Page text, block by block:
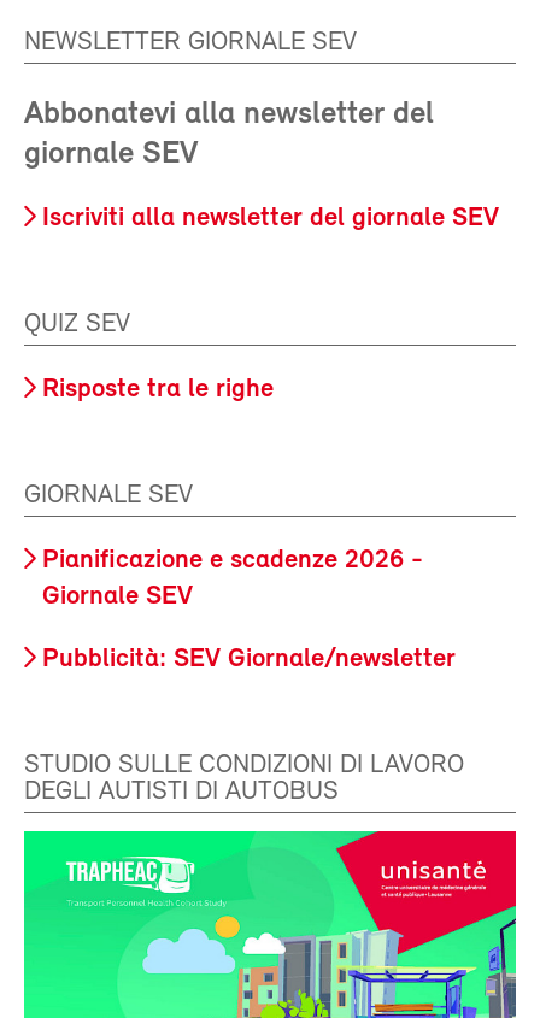
NEWSLETTER GIORNALE SEV
Abbonatevi alla newsletter del
giornale SEV
Iscriviti alla newsletter del giornale SEV
QUIZ SEV
Risposte tra le righe
GIORNALE SEV
Pianificazione e scadenze 2026 -
Giornale SEV
Pubblicità: SEV Giornale/newsletter
STUDIO SULLE CONDIZIONI DI LAVORO
DEGLI AUTISTI DI AUTOBUS